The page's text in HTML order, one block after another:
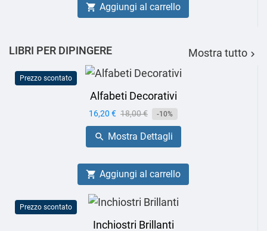
 Aggiungi al carrello
LIBRI PER DIPINGERE Mostra tutto 
Prezzo scontato
Alfabeti Decorativi
Prezzo
16,20 € Prezzo
base
18,00 € -10%
 Mostra Dettagli
 Aggiungi al carrello
Prezzo scontato
Inchiostri Brillanti